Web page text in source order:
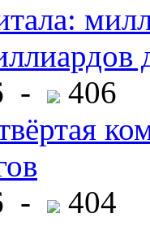
-
406
-
404